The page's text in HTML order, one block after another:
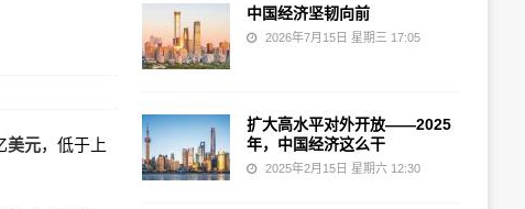
美元，低于上
中国经济坚韧向前
2026年7月15日 星期三 17:05
扩大高水平对外开放——2025
年，中国经济这么干
2025年2月15日 星期六 12:30